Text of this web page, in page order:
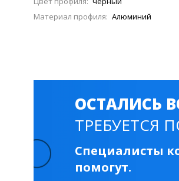
Материал профиля: Алюминий
ОСТАЛИСЬ
ТРЕБУЕТСЯ
Специалисты
помогут.